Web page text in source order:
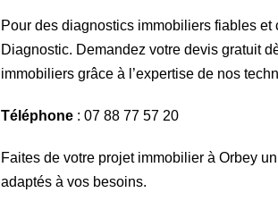
Pour des diagnostics immobiliers fiables
Diagnostic. Demandez votre devis gratuit
immobiliers grâce à l’expertise de nos
Téléphone : 07 88 77 57 20
Faites de votre projet immobilier à Orbey
adaptés à vos besoins.